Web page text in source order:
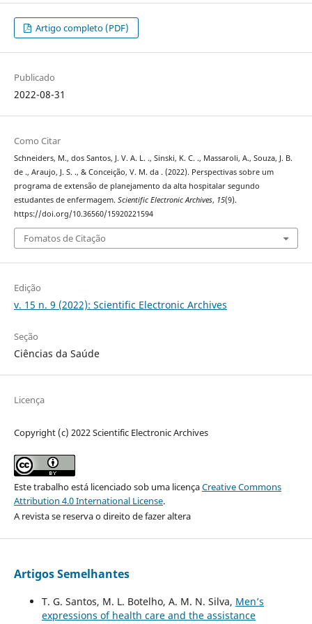
Artigo completo (PDF)
Publicado
2022-08-31
Como Citar
Schneiders, M., dos Santos, J. V. A. L. ., Sinski, K. C. ., Massaroli, A., Souza, J. B.
de ., Araujo, J. S. ., & Conceição, V. M. da . (2022). Perspectivas sobre um
programa de extensão de planejamento da alta hospitalar segundo
estudantes de enfermagem. Scientific Electronic Archives, 15(9).
https://doi.org/10.36560/15920221594
Fomatos de Citação
Edição
v. 15 n. 9 (2022): Scientific Electronic Archives
Seção
Ciências da Saúde
Licença
Copyright (c) 2022 Scientific Electronic Archives
Este trabalho está licenciado sob uma licençaCreative Commons
Attribution 4.0 International License.
A revista se reserva o direito de fazer altera
Artigos Semelhantes
T. G. Santos, M. L. Botelho, A. M. N. Silva, Men’s
expressions of health care and the assistance